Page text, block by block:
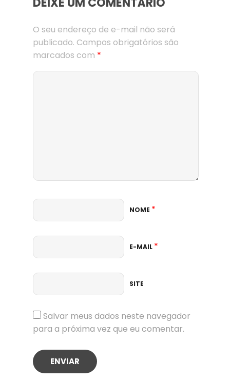
O seu endereço de e-mail não será
publicado. Campos obrigatórios são
marcados com *
NOME *
E-MAIL *
SITE
Salvar meus dados neste navegador
para a próxima vez que eu comentar.